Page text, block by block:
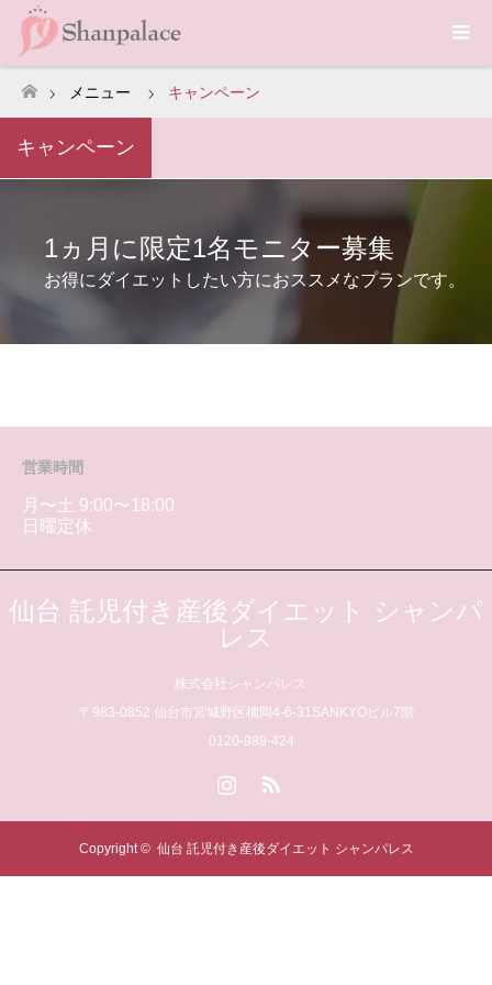
ホーム
メニュー キャンペーン
キャンペーン
1ヵ月に限定1名モニター募集
お得にダイエットしたい方におススメなプランです。
営業時間
月〜土 9:00〜18:00
日曜定休
仙台 託児付き産後ダイエット シャンパ
レス
株式会社シャンパレス
〒983-0852 仙台市宮城野区榴岡4-6-31SANKYOビル7階
0120-989-424
Copyright © 仙台 託児付き産後ダイエット シャンパレス